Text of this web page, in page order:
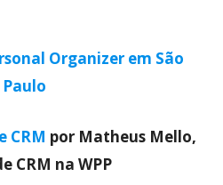
Organizer em São
Paulo
CRM por Matheus Mello,
CRM na WPP